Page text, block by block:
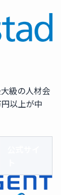
級の人材会
以上が中